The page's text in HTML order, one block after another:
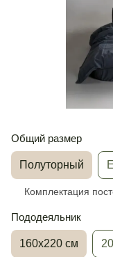
Общий размер
Полуторный
Комплектация
Пододеяльник
160х220 см